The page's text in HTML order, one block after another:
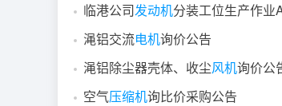
临港公司发动机分装工位生产作业
渑铝交流电机询价公告
渑铝除尘器壳体、收尘风机询价公
空气压缩机询比价采购公告